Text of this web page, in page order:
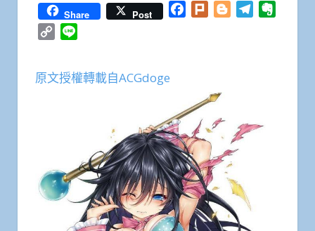
Share Post Facebook
Plurk BloggerTelegram
Copy
原文授權轉載自ACGdoge